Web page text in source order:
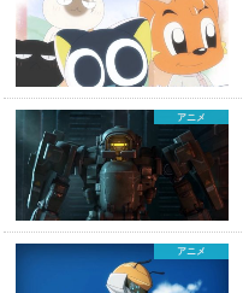
アニメ
アニメ